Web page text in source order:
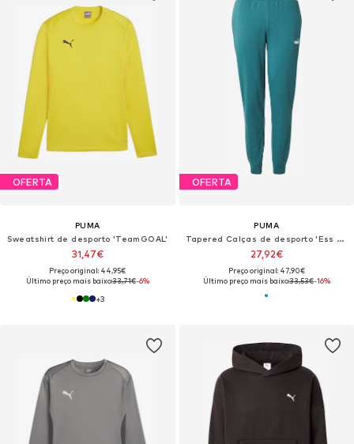
OFERTA
PUMA
Sweatshirt de desporto 'TeamGOAL'
31,47€
Preço original: 44,95€
Último preço mais baixo:33,71€-6%
+3
OFERTA
PUMA
Tapered Calças de desporto 'Ess No. 1'
27,92€
Preço original: 47,90€
Último preço mais baixo:33,53€-16%